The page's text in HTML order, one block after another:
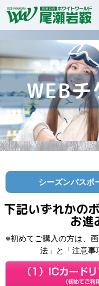
WEB
シーズンパスポ
下記いずれかの
お進
※初めてご購入の方は、
法」と「注意事